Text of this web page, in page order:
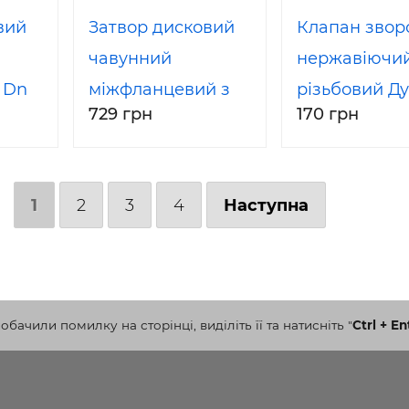
Затвор дисковий
чавунний
міжфланцевий з
нержавіючим
729 грн
Клапан
різьбовий
(1/2 ") AISI304,
170 грн
1 2 3 4 Наступна
помилку на сторінці, виділіть її та натисніть "Ctrl +